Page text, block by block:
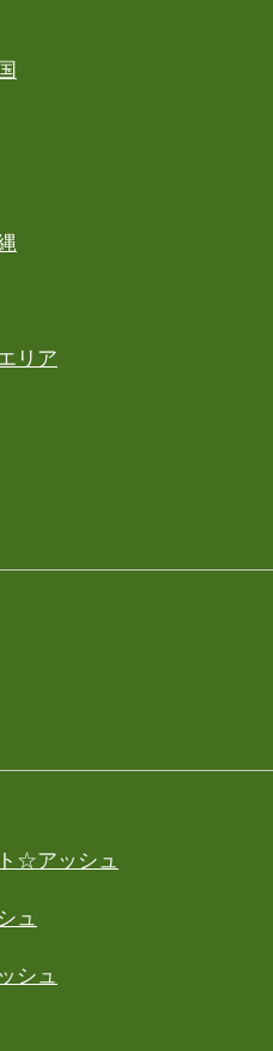
リア
☆アッシュ
ュ
シュ